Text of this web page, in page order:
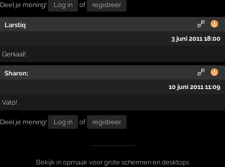
Deel je mening! Log in of registreer
Larstiq
3 juni 2011 18:00
Geniaal!
Sharon;
10 juni 2011 11:09
Vato!
Deel je mening! Log in of registreer
Bekijk in opmaak voor grote schermen en desktops